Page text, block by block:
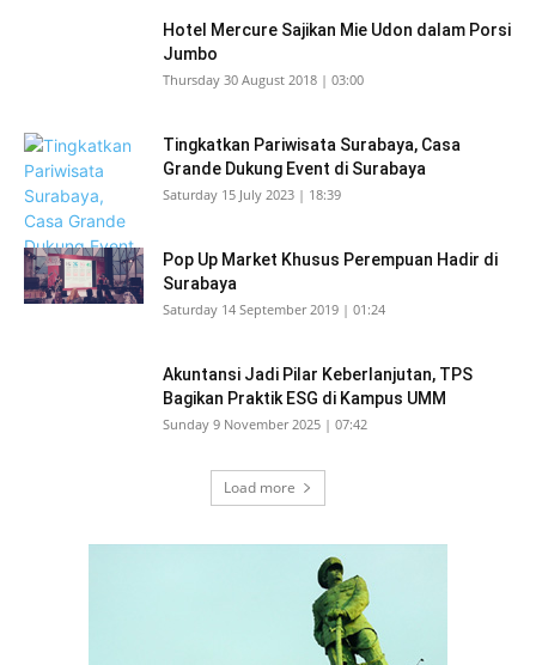
Hotel Mercure Sajikan Mie Udon dalam Porsi
Jumbo
Thursday 30 August 2018 | 03:00
Tingkatkan Pariwisata Surabaya, Casa
Grande Dukung Event di Surabaya
Saturday 15 July 2023 | 18:39
Pop Up Market Khusus Perempuan Hadir di
Surabaya
Saturday 14 September 2019 | 01:24
Akuntansi Jadi Pilar Keberlanjutan, TPS
Bagikan Praktik ESG di Kampus UMM
Sunday 9 November 2025 | 07:42
Load more